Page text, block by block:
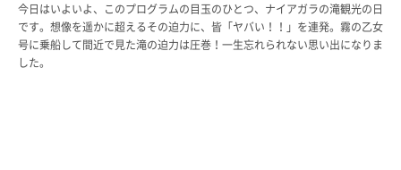
高大連携
SGH活動報告
SCHOOL LIFE
今日はいよいよ、このプログラムの目玉のひとつ、ナイアガラの滝観光の日
です。想像を遥かに超えるその迫力に、皆「ヤバい！！」を連発。霧の乙女
号に乗船して間近で見た滝の迫力は圧巻！一生忘れられない思い出になりま
した。